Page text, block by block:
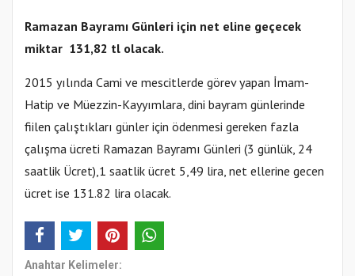
Ramazan Bayramı Günleri için net eline geçecek
miktar 131,82 tl olacak.
2015 yılında Cami ve mescitlerde görev yapan İmam-
Hatip ve Müezzin-Kayyımlara, dini bayram günlerinde
fiilen çalıştıkları günler için ödenmesi gereken fazla
çalışma ücreti Ramazan Bayramı Günleri (3 günlük, 24
saatlik Ücret),1 saatlik ücret 5,49 lira, net ellerine gecen
ücret ise 131.82 lira olacak.
Anahtar Kelimeler: